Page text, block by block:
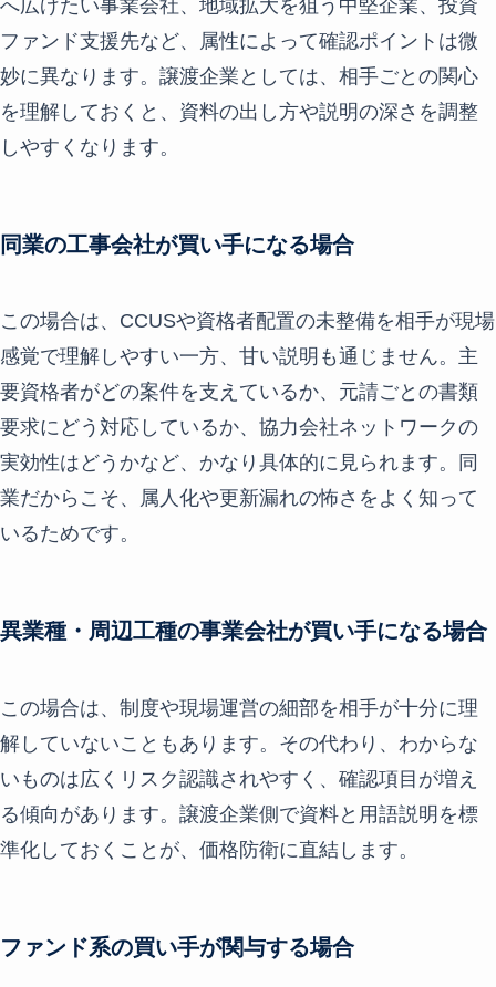
へ広げたい事業会社、地域拡大を狙う中堅企業、投資
ファンド支援先など、属性によって確認ポイントは微
妙に異なります。譲渡企業としては、相手ごとの関心
を理解しておくと、資料の出し方や説明の深さを調整
しやすくなります。
同業の工事会社が買い手になる場合
この場合は、CCUSや資格者配置の未整備を相手が現場
感覚で理解しやすい一方、甘い説明も通じません。主
要資格者がどの案件を支えているか、元請ごとの書類
要求にどう対応しているか、協力会社ネットワークの
実効性はどうかなど、かなり具体的に見られます。同
業だからこそ、属人化や更新漏れの怖さをよく知って
いるためです。
異業種・周辺工種の事業会社が買い手になる場合
この場合は、制度や現場運営の細部を相手が十分に理
解していないこともあります。その代わり、わからな
いものは広くリスク認識されやすく、確認項目が増え
る傾向があります。譲渡企業側で資料と用語説明を標
準化しておくことが、価格防衛に直結します。
ファンド系の買い手が関与する場合